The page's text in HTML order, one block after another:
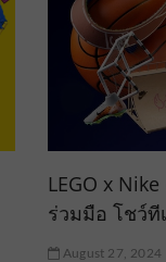
LEGO x
ร่วมมือ โชว์ที
August 27, 2024